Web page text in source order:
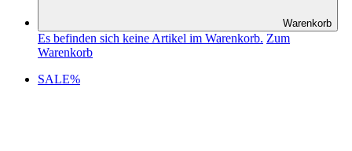
Warenkorb
Es befinden sich keine Artikel im Warenkorb. Zum
Warenkorb
SALE%